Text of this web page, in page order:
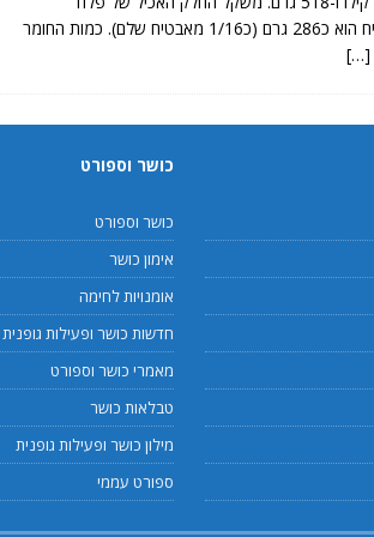
אבטיח/פרוסת אבטיח הוא כ286 גרם (כ1/16 מאבטיח שלם). כמות החומר
[…]
כושר וספורט
כושר וספורט
אימון כושר
אומנויות לחימה
חדשות כושר ופעילות גופנית
מאמרי כושר וספורט
טבלאות כושר
מילון כושר ופעילות גופנית
ספורט עממי